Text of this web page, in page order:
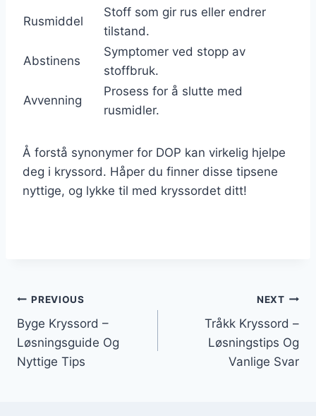
Rusmiddel
Stoff som gir rus eller endrer
tilstand.
Abstinens
Symptomer ved stopp av
stoffbruk.
Avvenning
Prosess for å slutte med
rusmidler.
Å forstå synonymer for DOP kan virkelig hjelpe
deg i kryssord. Håper du finner disse tipsene
nyttige, og lykke til med kryssordet ditt!
Innleggsnavigasjon
PREVIOUS
Byge Kryssord –
Løsningsguide Og
Nyttige Tips
NEXT
Tråkk Kryssord –
Løsningstips Og
Vanlige Svar